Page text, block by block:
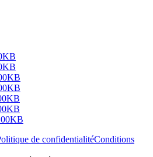
de confidentialitéConditions